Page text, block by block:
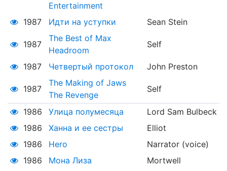
Entertainment
1987 Идти на уступки Sean Stein
1987
The Best of Max
Headroom
Self
1987 Четвертый протокол John Preston
1987
The Making of Jaws
The Revenge
Self
1986 Улица полумесяца
Lord Sam Bulbeck
1986
Ханна и ее сестры
Elliot
1986
Hero
Narrator (voice)
1986
Мона Лиза
Mortwell